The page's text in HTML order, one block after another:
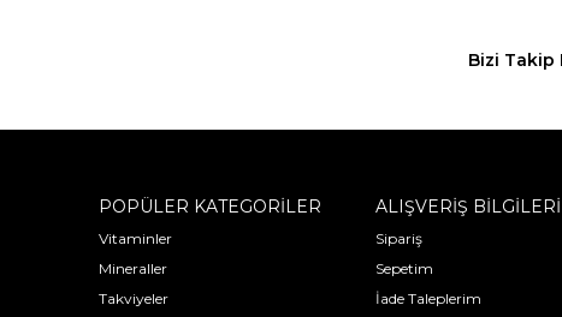
Bizi Takip
POPÜLER KATEGORİLER
Vitaminler
Mineraller
Takviyeler
ALIŞVERİŞ BİLGİLERİ
Sipariş
Sepetim
İade Taleplerim